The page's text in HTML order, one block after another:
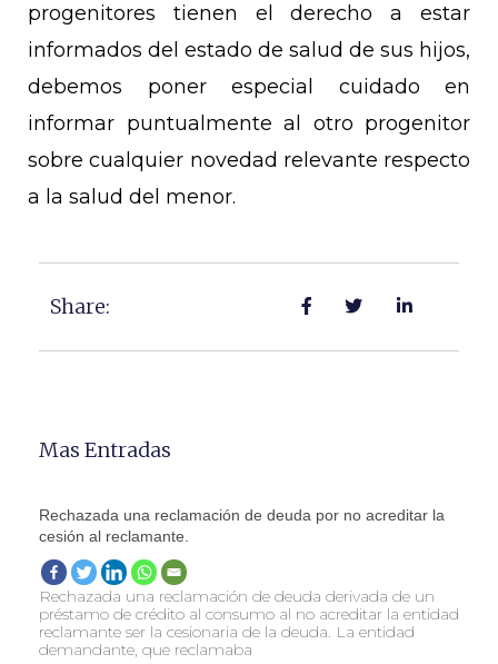
progenitores tienen el derecho a estar
informados del estado de salud de sus hijos,
debemos poner especial cuidado en
informar puntualmente al otro progenitor
sobre cualquier novedad relevante respecto
a la salud del menor.
Share:
Mas Entradas
Rechazada una reclamación de deuda por no acreditar la
cesión al reclamante.
Rechazada una reclamación de deuda derivada de un
préstamo de crédito al consumo al no acreditar la entidad
reclamante ser la cesionaria de la deuda. La entidad
demandante, que reclamaba